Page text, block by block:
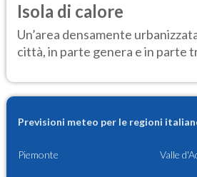
Isola di calore
Un’area densamente
città, in parte genera e in parte
Previsioni meteo per le regioni
Piemonte Valle